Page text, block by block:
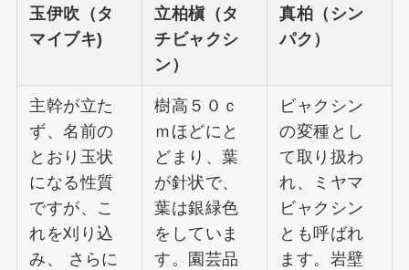
玉伊吹（タ
マイブキ)
立柏槇（タ
チビャクシ
ン）
真柏（シン
パク）
主幹が立た
ず、名前の
とおり玉状
になる性質
ですが、こ
れを刈り込
み、 さらに
樹高５０ｃ
ｍほどにと
どまり、葉
が針状で、
葉は銀緑色
をしていま
す。園芸品
ビャクシン
の変種とし
て取り扱わ
れ、ミヤマ
ビャクシン
とも呼ばれ
ます。岩壁